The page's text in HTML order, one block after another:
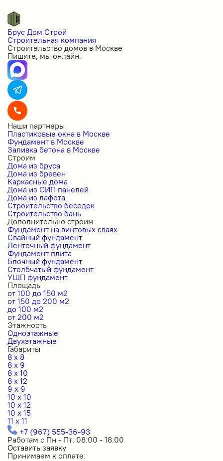
Брус Дом Строй
Строительная компания
Строительство домов в Москве
Пишите, мы онлайн:
Наши партнеры
Пластиковые окна в Москве
Фундамент в Москве
Заливка бетона в Москве
Строим
Дома из бруса
Дома из бревен
Каркасные дома
Дома из СИП панелей
Дома из лафета
Строительство беседок
Строительство бань
Дополнительно строим
Фундамент на винтовых сваях
Свайный фундамент
Ленточный фундамент
Фундамент плита
Блочный фундамент
Столбчатый фундамент
УШП фундамент
Площадь
от 100 до 150 м2
от 150 до 200 м2
до 100 м2
от 200 м2
Этажность
Одноэтажные
Двухэтажные
Габариты
8 x 8
8 x 9
8 x 10
8 x 12
9 x 9
10 x 10
10 x 12
10 x 15
11 x 11
+7 (967) 555-36-93
Работам с Пн - Пт: 08:00 - 18:00
Оставить заявку
Принимаем к оплате: